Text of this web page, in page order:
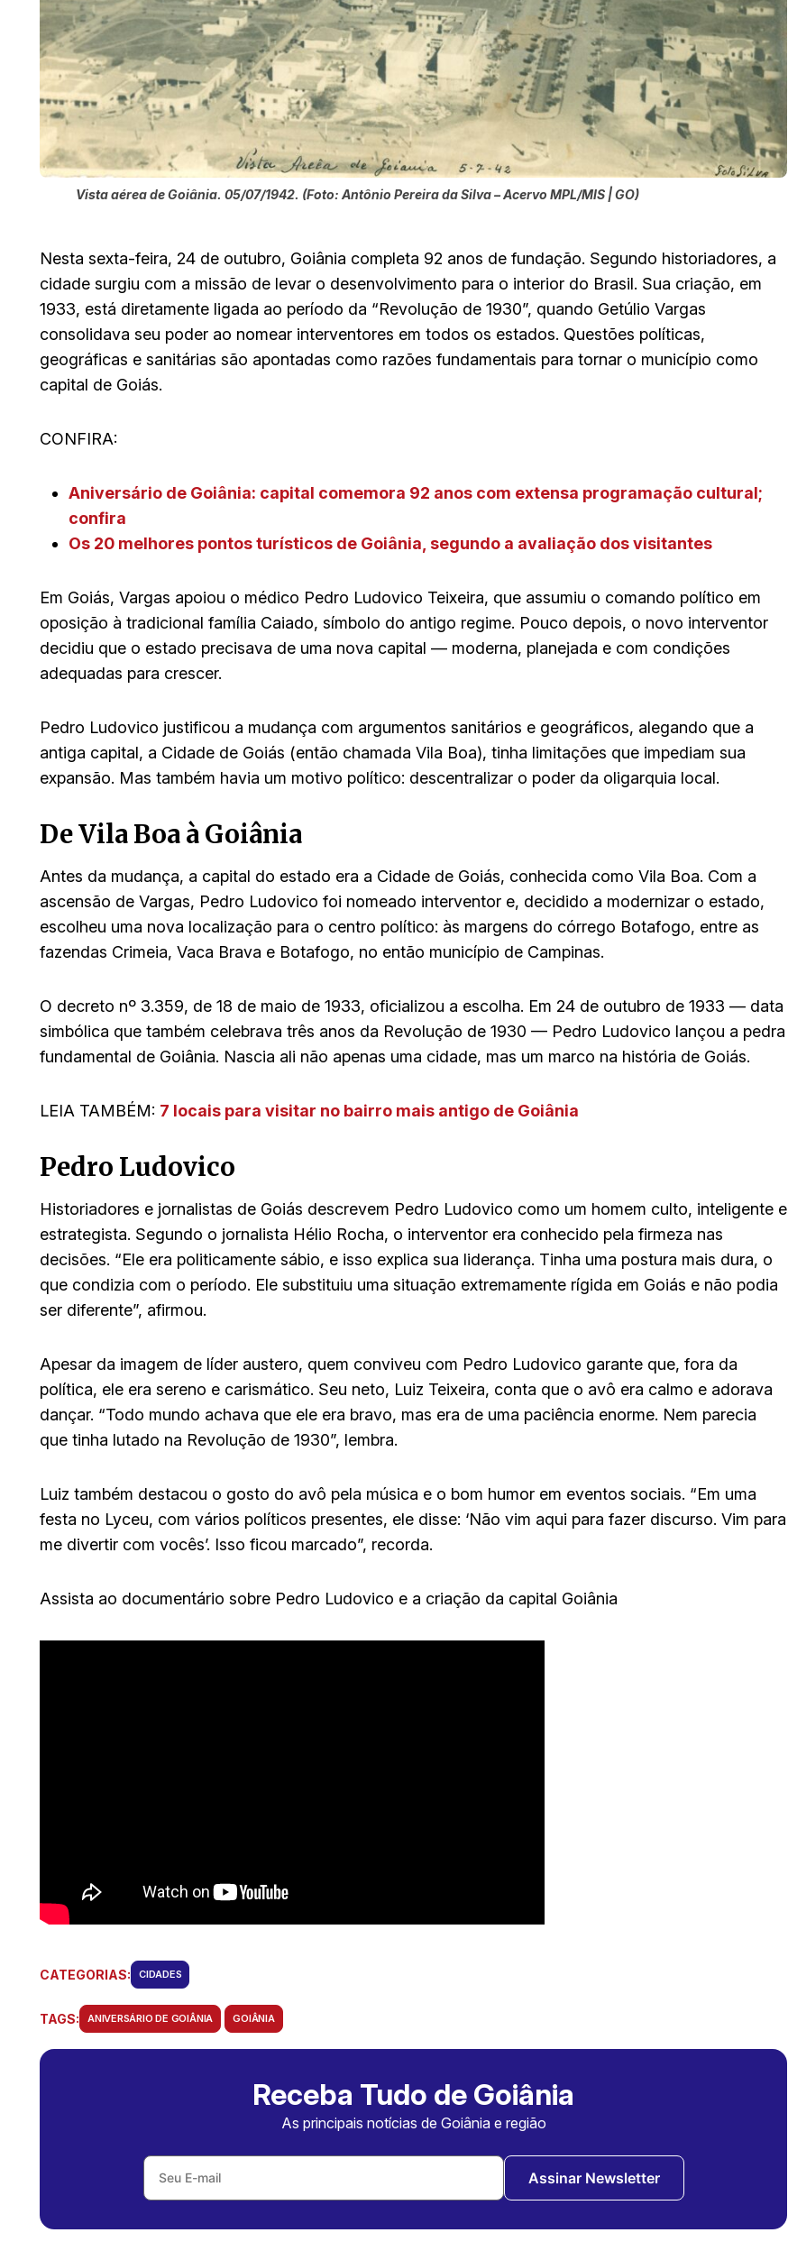
Vista aérea de Goiânia. 05/07/1942. (Foto: Antônio Pereira da Silva – Acervo MPL/MIS | GO)
Nesta sexta-feira, 24 de outubro, Goiânia completa 92 anos de fundação. Segundo historiadores, a
cidade surgiu com a missão de levar o desenvolvimento para o interior do Brasil. Sua criação, em
1933, está diretamente ligada ao período da “Revolução de 1930”, quando Getúlio Vargas
consolidava seu poder ao nomear interventores em todos os estados. Questões políticas,
geográficas e sanitárias são apontadas como razões fundamentais para tornar o município como
capital de Goiás.
CONFIRA:
Aniversário de Goiânia: capital comemora 92 anos com extensa programação cultural;
confira
Os 20 melhores pontos turísticos de Goiânia, segundo a avaliação dos visitantes
Em Goiás, Vargas apoiou o médico Pedro Ludovico Teixeira, que assumiu o comando político em
oposição à tradicional família Caiado, símbolo do antigo regime. Pouco depois, o novo interventor
decidiu que o estado precisava de uma nova capital — moderna, planejada e com condições
adequadas para crescer.
Pedro Ludovico justificou a mudança com argumentos sanitários e geográficos, alegando que a
antiga capital, a Cidade de Goiás (então chamada Vila Boa), tinha limitações que impediam sua
expansão. Mas também havia um motivo político: descentralizar o poder da oligarquia local.
De Vila Boa à Goiânia
Antes da mudança, a capital do estado era a Cidade de Goiás, conhecida como Vila Boa. Com a
ascensão de Vargas, Pedro Ludovico foi nomeado interventor e, decidido a modernizar o estado,
escolheu uma nova localização para o centro político: às margens do córrego Botafogo, entre as
fazendas Crimeia, Vaca Brava e Botafogo, no então município de Campinas.
O decreto nº 3.359, de 18 de maio de 1933, oficializou a escolha. Em 24 de outubro de 1933 — data
simbólica que também celebrava três anos da Revolução de 1930 — Pedro Ludovico lançou a pedra
fundamental de Goiânia. Nascia ali não apenas uma cidade, mas um marco na história de Goiás.
LEIA TAMBÉM: 7 locais para visitar no bairro mais antigo de Goiânia
Pedro Ludovico
Historiadores e jornalistas de Goiás descrevem Pedro Ludovico como um homem culto, inteligente e
estrategista. Segundo o jornalista Hélio Rocha, o interventor era conhecido pela firmeza nas
decisões. “Ele era politicamente sábio, e isso explica sua liderança. Tinha uma postura mais dura, o
que condizia com o período. Ele substituiu uma situação extremamente rígida em Goiás e não podia
ser diferente”, afirmou.
Apesar da imagem de líder austero, quem conviveu com Pedro Ludovico garante que, fora da
política, ele era sereno e carismático. Seu neto, Luiz Teixeira, conta que o avô era calmo e adorava
dançar. “Todo mundo achava que ele era bravo, mas era de uma paciência enorme. Nem parecia
que tinha lutado na Revolução de 1930”, lembra.
Luiz também destacou o gosto do avô pela música e o bom humor em eventos sociais. “Em uma
festa no Lyceu, com vários políticos presentes, ele disse: ‘Não vim aqui para fazer discurso. Vim para
me divertir com vocês’. Isso ficou marcado”, recorda.
Assista ao documentário sobre Pedro Ludovico e a criação da capital Goiânia
CATEGORIAS: CIDADES
TAGS: ANIVERSÁRIO DE GOIÂNIA GOIÂNIA
Receba Tudo de Goiânia
As principais notícias de Goiânia e região
Assinar Newsletter